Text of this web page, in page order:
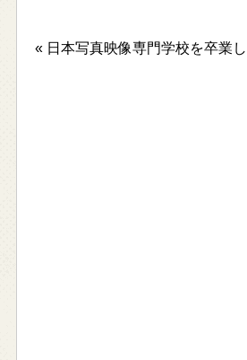
« 日本写真映像専門学校を卒業